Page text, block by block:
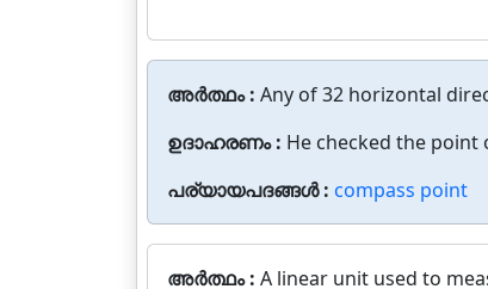
അർത്ഥം : Any of 32 horizontal
ഉദാഹരണം : He checked the point
പര്യായപദങ്ങൾ : compass point
അർത്ഥം : A linear unit used to